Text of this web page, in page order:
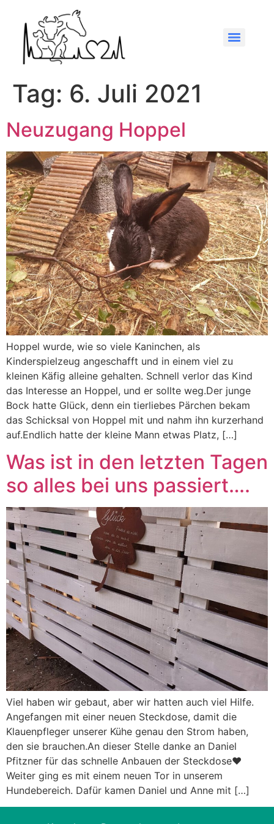
Tag: 6. Juli 2021
Neuzugang Hoppel
Hoppel wurde, wie so viele Kaninchen, als
Kinderspielzeug angeschafft und in einem viel zu
kleinen Käfig alleine gehalten. Schnell verlor das Kind
das Interesse an Hoppel, und er sollte weg.Der junge
Bock hatte Glück, denn ein tierliebes Pärchen bekam
das Schicksal von Hoppel mit und nahm ihn kurzerhand
auf.Endlich hatte der kleine Mann etwas Platz, […]
Was ist in den letzten Tagen
so alles bei uns passiert….
Viel haben wir gebaut, aber wir hatten auch viel Hilfe.
Angefangen mit einer neuen Steckdose, damit die
Klauenpfleger unserer Kühe genau den Strom haben,
den sie brauchen.An dieser Stelle danke an Daniel
Pfitzner für das schnelle Anbauen der Steckdose♥️
Weiter ging es mit einem neuen Tor in unserem
Hundebereich. Dafür kamen Daniel und Anne mit […]